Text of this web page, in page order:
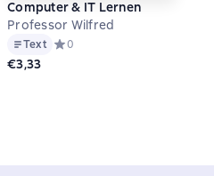
Computer & IT Lernen
Professor Wilfred
Text Средний рейтинг 0 на основе
0
€3,33